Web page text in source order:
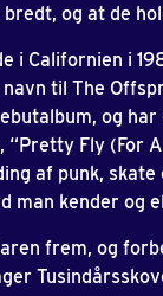
og at de
i Californien i
til The
og
“Pretty Fly (For
af punk,
man kender og
frem, og